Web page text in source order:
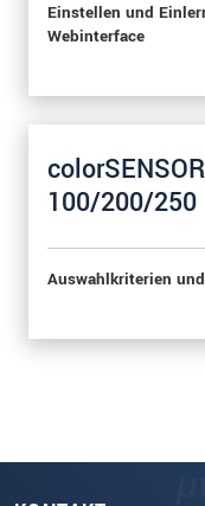
Einstellen und
Webinterface
100/200/250
Auswahlkriterien